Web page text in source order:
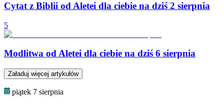
Cytat z Biblii od Aletei dla ciebie na dziś 2 sierpnia
5
Modlitwa od Aletei dla ciebie na dziś 6 sierpnia
Załaduj więcej artykułów
piątek 7 sierpnia